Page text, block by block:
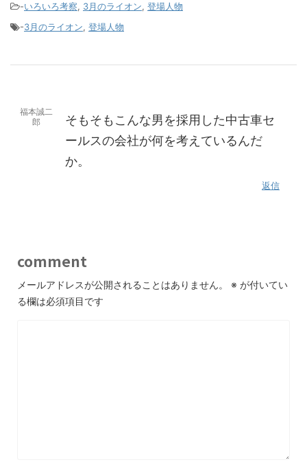
-いろいろ考察, 3月のライオン, 登場人物
-3月のライオン, 登場人物
福本誠二
郎
そもそもこんな男を採用した中古車セ
ールスの会社が何を考えているんだ
か。
返信
comment
メールアドレスが公開されることはありません。 ※ が付いてい
る欄は必須項目です